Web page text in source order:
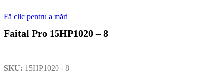
Fă clic pentru a mări
Faital Pro 15HP1020 – 8
SKU: 15HP1020 - 8